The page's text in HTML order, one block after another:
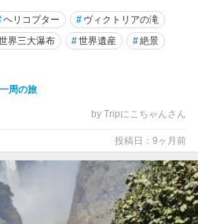
ヘリコプター # ヴィクトリアの滝
界三大瀑布 #世界遺産 #絶景
周の旅
by Tripにこちゃんさん
投稿日：9ヶ月前